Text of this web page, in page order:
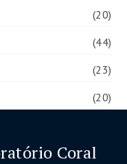
(20)
(44)
(23)
(20)
Coral